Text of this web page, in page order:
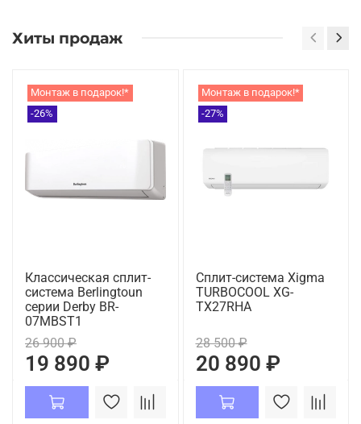
Хиты продаж
Монтаж в подарок!*
-26%
Классическая сплит-
система Berlingtoun
серии Derby BR-
07MBST1
26 900 ₽
19 890 ₽
Монтаж в подарок!*
-27%
Сплит-система Xigma
TURBOCOOL XG-
TX27RHA
28 500 ₽
20 890 ₽